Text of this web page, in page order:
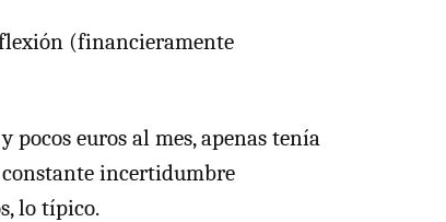
(financieramente
euros al mes, apenas tenía
incertidumbre
lo típico.